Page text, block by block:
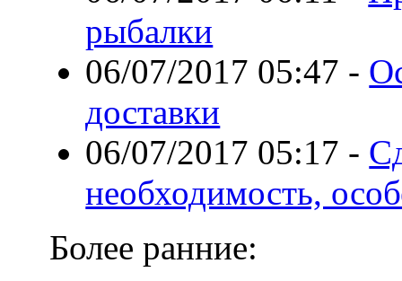
рыбалки
06/07/2017 05:47 -
доставки
06/07/2017 05:17 -
необходимость,
Более ранние: